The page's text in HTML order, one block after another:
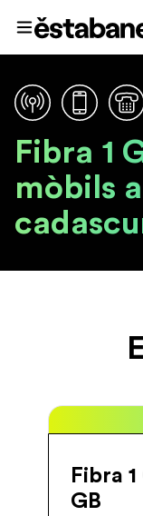
Obrir el menú
Estabanell
Fibra 1
mòbils
Fibra
GB